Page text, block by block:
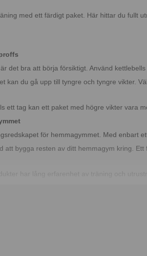
med ett färdigt paket. Här hittar du fullt
det bra att börja försiktigt. Använd
kan du gå upp till tyngre och tyngre vikter.
ett tag kan ett paket med högre vikter vara
för hemmagymmet. Med enbart
att bygga resten av ditt hemmagym kring.
har lång erfarenhet av träning och